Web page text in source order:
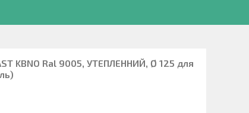
KBNO Ral 9005, УТЕПЛЕННИЙ, Ø 125 для